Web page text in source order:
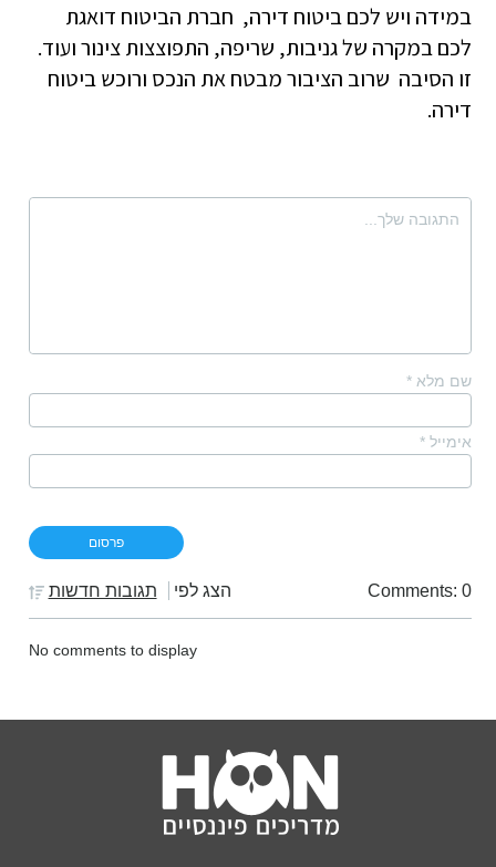
במידה ויש לכם ביטוח דירה, חברת הביטוח דואגת
לכם במקרה של גניבות, שריפה, התפוצצות צינור ועוד.
זו הסיבה שרוב הציבור מבטח את הנכס ורוכש ביטוח
דירה.
שם מלא *
אימייל *
Comments: 0 הצג לפי תגובות חדשות
No comments to display